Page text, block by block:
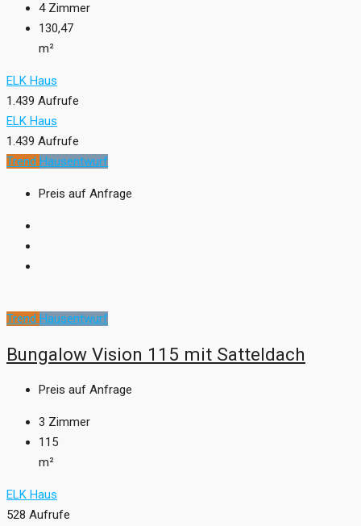
4 Zimmer
130,47
m²
ELK Haus
1.439 Aufrufe
ELK Haus
1.439 Aufrufe
Trend Hausentwurf
Preis auf Anfrage
Trend Hausentwurf
Bungalow Vision 115 mit Satteldach
Preis auf Anfrage
3 Zimmer
115
m²
ELK Haus
528 Aufrufe